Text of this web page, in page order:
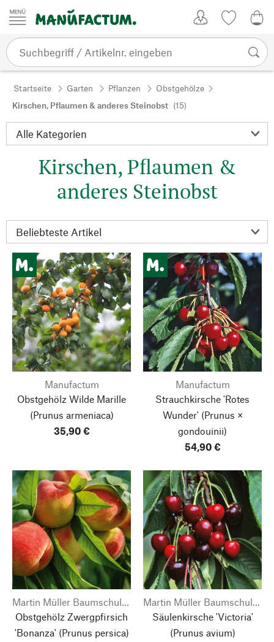
Zum Inhalt springen
Startseite Garten Pflanzen
Obstgehölze
Kirschen, Pflaumen & anderes Steinobst (15)
Kirschen, Pflaumen &
anderes Steinobst
Manufactum
Obstgehölz Wilde Marille
(Prunus armeniaca)
35,90 €
Manufactum
Strauchkirsche 'Rotes
Wunder'(Prunus ×
gondouinii)
54,90 €
Martin Müller Baumschulen
Obstgehölz Zwergpfirsich
'Bonanza'(Prunus persica)
Martin Müller Baumschulen
Säulenkirsche 'Victoria'
(Prunus avium)